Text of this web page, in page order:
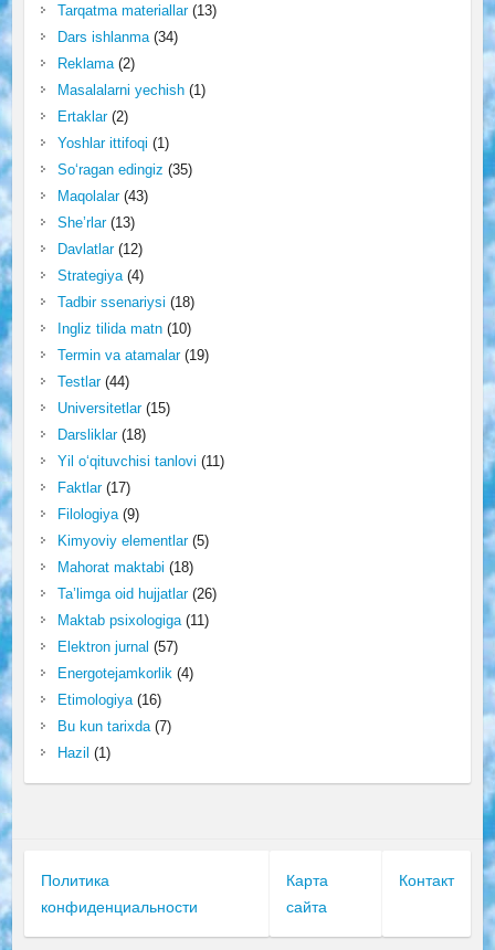
Tarqatma materiallar(13)
Dars ishlanma(34)
Reklama(2)
Masalalarni yechish(1)
Ertaklar(2)
Yoshlar ittifoqi (1)
So‘ragan edingiz (35)
Maqolalar(43)
She’rlar(13)
Davlatlar(12)
Strategiya(4)
Tadbir ssenariysi (18)
Ingliz tilida matn(10)
Termin va atamalar(19)
Testlar(44)
Universitetlar(15)
Darsliklar(18)
Yil o‘qituvchisi tanlovi (11)
Faktlar(17)
Filologiya(9)
Kimyoviy elementlar(5)
Mahorat maktabi (18)
Ta’limga oid hujjatlar(26)
Maktab psixologiga(11)
Elektron jurnal (57)
Energotejamkorlik (4)
Etimologiya(16)
Bu kun tarixda(7)
Hazil (1)
Политика
конфиденциальности
Карта
сайта
Контакт